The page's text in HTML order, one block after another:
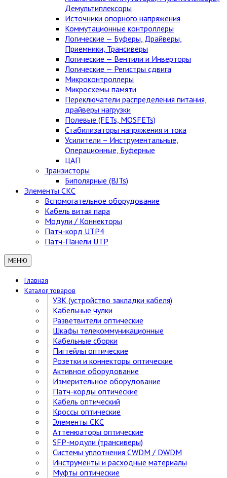
Демультиплексоры
Источники опорного напряжения
Коммутационные контроллеры
Логические — Буферы, Драйверы,
Приемники, Трансиверы
Логические — Вентили и Инверторы
Логические — Регистры сдвига
Микроконтроллеры
Микросхемы памяти
Переключатели распределения питания,
драйверы нагрузки
Полевые (FETs, MOSFETs)
Стабилизаторы напряжения и тока
Усилители – Инструментальные,
Операционные, Буферные
ЦАП
Транзисторы
Биполярные (BJTs)
Элементы СКС
Вспомогательное оборудование
Кабель витая пара
Модули / Коннекторы
Патч-корд UTP4
Патч-Панели UTP
МЕНЮ
Главная
Каталог товаров
УЗК (устройство закладки кабеля)
Кабельные чулки
Разветвители оптические
Шкафы телекоммуникационные
Кабельные сборки
Пигтейлы оптические
Розетки и коннекторы оптические
Активное оборудование
Измерительное оборудование
Патч-корды оптические
Кабель оптический
Кроссы оптические
Элементы СКС
Аттенюаторы оптические
SFP-модули (трансиверы)
Cистемы уплотнения CWDM / DWDM
Инструменты и расходные материалы
Муфты оптические